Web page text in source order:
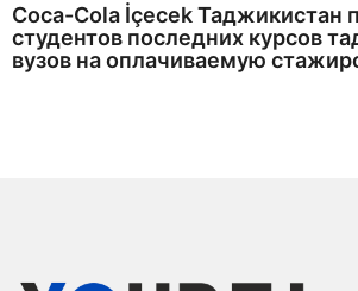
Coca-Cola İçecek Таджикистан
студентов последних курсов
вузов на оплачиваемую